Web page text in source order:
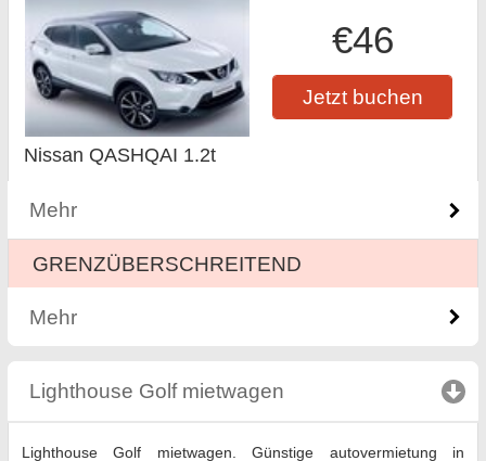
€46
Jetzt buchen
Nissan QASHQAI 1.2t
Mehr
GRENZÜBERSCHREITEND
Mehr
Lighthouse Golf mietwagen click to collapse
Lighthouse Golf mietwagen. Günstige autovermietung in